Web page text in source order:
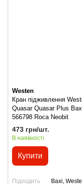
Westen
Кран підживлення
Quasar Quasar Plus
566798 Roca Neobit
473 грн/шт.
В наявності
Купити
Підходить
Baxi,